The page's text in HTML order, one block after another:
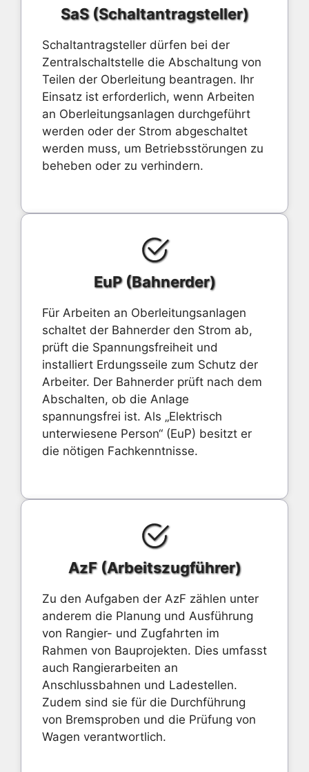
SaS (Schaltantragsteller)
Schaltantragsteller dürfen bei der
Zentralschaltstelle die Abschaltung von
Teilen der Oberleitung beantragen. Ihr
Einsatz ist erforderlich, wenn Arbeiten
an Oberleitungsanlagen durchgeführt
werden oder der Strom abgeschaltet
werden muss, um Betriebsstörungen zu
beheben oder zu verhindern.
EuP (Bahnerder)
Für Arbeiten an Oberleitungsanlagen
schaltet der Bahnerder den Strom ab,
prüft die Spannungsfreiheit und
installiert Erdungsseile zum Schutz der
Arbeiter. Der Bahnerder prüft nach dem
Abschalten, ob die Anlage
spannungsfrei ist. Als „Elektrisch
unterwiesene Person“ (EuP) besitzt er
die nötigen Fachkenntnisse.
AzF (Arbeitszugführer)
Zu den Aufgaben der AzF zählen unter
anderem die Planung und Ausführung
von Rangier- und Zugfahrten im
Rahmen von Bauprojekten. Dies umfasst
auch Rangierarbeiten an
Anschlussbahnen und Ladestellen.
Zudem sind sie für die Durchführung
von Bremsproben und die Prüfung von
Wagen verantwortlich.